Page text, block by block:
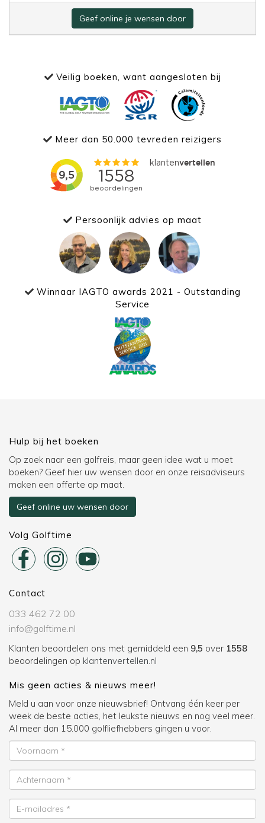
Geef online je wensen door
Veilig boeken, want aangesloten bij
Meer dan 50.000 tevreden reizigers
Persoonlijk advies op maat
Winnaar IAGTO awards 2021 - Outstanding
Service
Hulp bij het boeken
Op zoek naar een golfreis, maar geen idee wat u moet
boeken? Geef hier uw wensen door en onze reisadviseurs
maken een offerte op maat.
Geef online uw wensen door
Volg Golftime
Contact
033 462 72 00
info@golftime.nl
Klanten beoordelen ons met gemiddeld een 9,5 over 1558
beoordelingen op klantenvertellen.nl
Mis geen acties & nieuws meer!
Meld u aan voor onze nieuwsbrief! Ontvang één keer per
week de beste acties, het leukste nieuws en nog veel meer.
Al meer dan 15.000 golfliefhebbers gingen u voor.
Voornaam
Achternaam
E-
mailadres